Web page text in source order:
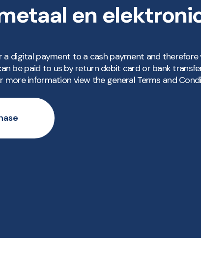
en
a digital payment to a cash payment and therefore
be paid to us by return debit card or bank
more information view the general Terms and